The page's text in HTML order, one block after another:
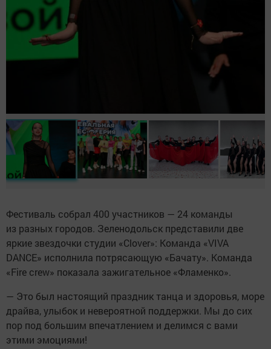
Фестиваль собрал 400 участников — 24 команды
из разных городов. Зеленодольск представили две
яркие звездочки студии «Clover»: Команда «VIVA
DANCE» исполнила потрясающую «Бачату». Команда
«Fire crew» показала зажигательное «Фламенко».
— Это был настоящий праздник танца и здоровья, море
драйва, улыбок и невероятной поддержки. Мы до сих
пор под большим впечатлением и делимся с вами
этими эмоциями!